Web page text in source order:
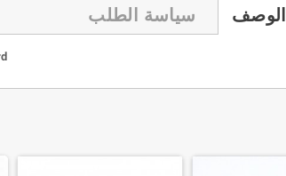
الوصف سياسة الطلب